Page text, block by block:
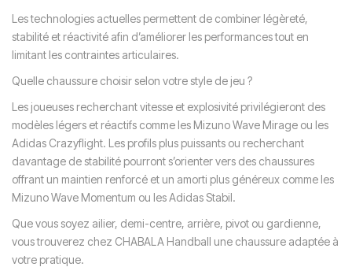
Les technologies actuelles permettent de combiner légèreté,
stabilité et réactivité afin d’améliorer les performances tout en
limitant les contraintes articulaires.
Quelle chaussure choisir selon votre style de jeu ?
Les joueuses recherchant vitesse et explosivité privilégieront des
modèles légers et réactifs comme les Mizuno Wave Mirage ou les
Adidas Crazyflight. Les profils plus puissants ou recherchant
davantage de stabilité pourront s’orienter vers des chaussures
offrant un maintien renforcé et un amorti plus généreux comme les
Mizuno Wave Momentum ou les Adidas Stabil.
Que vous soyez ailier, demi-centre, arrière, pivot ou gardienne,
vous trouverez chez CHABALA Handball une chaussure adaptée à
votre pratique.